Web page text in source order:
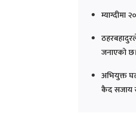
म्याग्दीमा
जनाएको छ।
अभियुक्त
कैद सजाय